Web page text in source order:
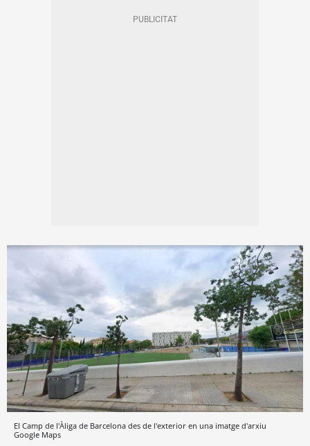
El Camp de l'Àliga de Barcelona des de l'exterior en una imatge d'arxiu
Google Maps